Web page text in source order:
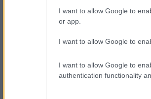
I want to allow Google to
or app.
I want to allow Google to
I want to allow Google to
authentication functionality